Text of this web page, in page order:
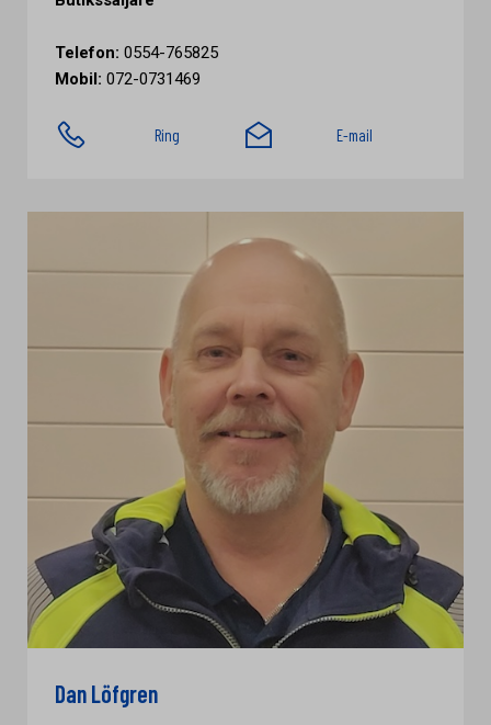
Telefon: 0554-765825
Mobil: 072-0731469
Ring E-mail
Dan Löfgren